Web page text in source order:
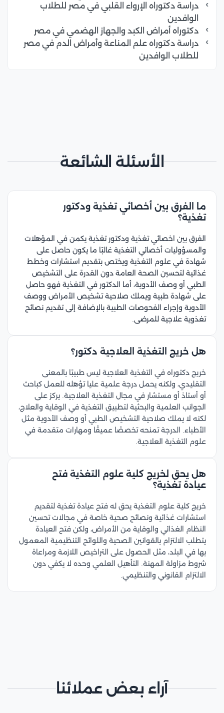
دراسة دكتوراه الإرواء القلبي في مصر للطلاب
الوافدين
دكتوراه أمراض الكبد والجهاز الهضمي في مصر
دراسة دكتوراه علم المناعة وأمراض الدم في مصر
للطلاب الوافدين
الأسئلة الشائعة
ما الفرق بين أخصائي تغذية ودكتور
تغذية؟
الفرق بين اخصائي تغذية ودكتور تغذية يكمن في المؤهلات
والمسؤوليات أخصائي التغذية غالبًا ما يكون حاصل على
شهادة في علوم التغذية ويختص بتقديم استشارات وخطط
غذائية لتحسين الصحة العامة دون القدرة على التشخيص
الطبي أو وصف الأدوية، أما الدكتور في التغذية فهو حاصل
على شهادة طبية ويملك صلاحية تشخيص الأمراض ووصف
الأدوية وإجراء الفحوصات الطبية بالإضافة إلى تقديم نصائح
تغذوية علاجية للمرضى.​
هل خريج التغذية العلاجية دكتور؟
خريج دكتوراه في التغذية العلاجية ليس طبيبًا بالمعنى
التقليدي، ولكنه يحمل درجة علمية عليا تؤهله للعمل كباحث
أو أستاذ أو مستشار في مجال التغذية العلاجية. يركز على
الجوانب العلمية والبحثية لتطبيق التغذية في الوقاية والعلاج،
لكنه لا يملك صلاحية التشخيص الطبي أو وصف الأدوية مثل
الأطباء. الدرجة تمنحه تخصصًا عميقًا ومهارات متقدمة في
علوم التغذية العلاجية.​
هل يحق لخريج كلية علوم التغذية فتح
عيادة تغذية؟
خريج كلية علوم التغذية يحق له فتح عيادة تغذية لتقديم
استشارات غذائية ونصائح صحية خاصة في مجالات تحسين
النظام الغذائي والوقاية من الأمراض، ولكن فتح العيادة
يتطلب الالتزام بالقوانين الصحية واللوائح التنظيمية المعمول
بها في البلد، مثل الحصول على التراخيص اللازمة ومراعاة
شروط مزاولة المهنة. التأهيل العلمي وحده لا يكفي دون
الالتزام القانوني والتنظيمي.​
آراء بعض عملائنا